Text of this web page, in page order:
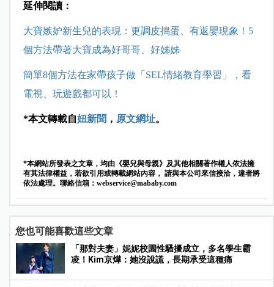
延伸閱讀：
大寶嫉妒新生兒的表現：更調皮搗蛋、有返嬰現象！5
個方法帶著大寶成為好哥哥、好姊姊
簡單8個方法在家帶孩子做「SEL情緒教育學習」，看
電視、玩遊戲都可以！
*本文轉載自妞新聞 ， 原文網址。
*本網站所發表之文章，均由《嬰兒與母親》及其他相關著作權人依法擁
有其法律權益，若欲引用或轉載網站內容， 請與本公司來信接洽，違者將
依法處理。聯絡信箱： webservice@mababy.com
您也可能喜歡這些文章
「那對夫妻」妮妮校園性騷擾成立，多名學生霸
凌！Kim京燁：她沒說謊，長期承受這種痛